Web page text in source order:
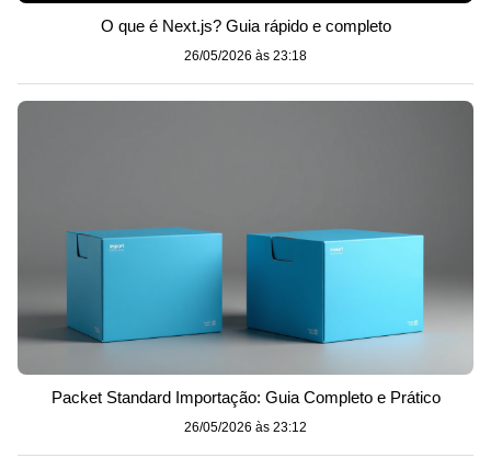
O que é Next.js? Guia rápido e completo
26/05/2026 às 23:18
Packet Standard Importação: Guia Completo e Prático
26/05/2026 às 23:12